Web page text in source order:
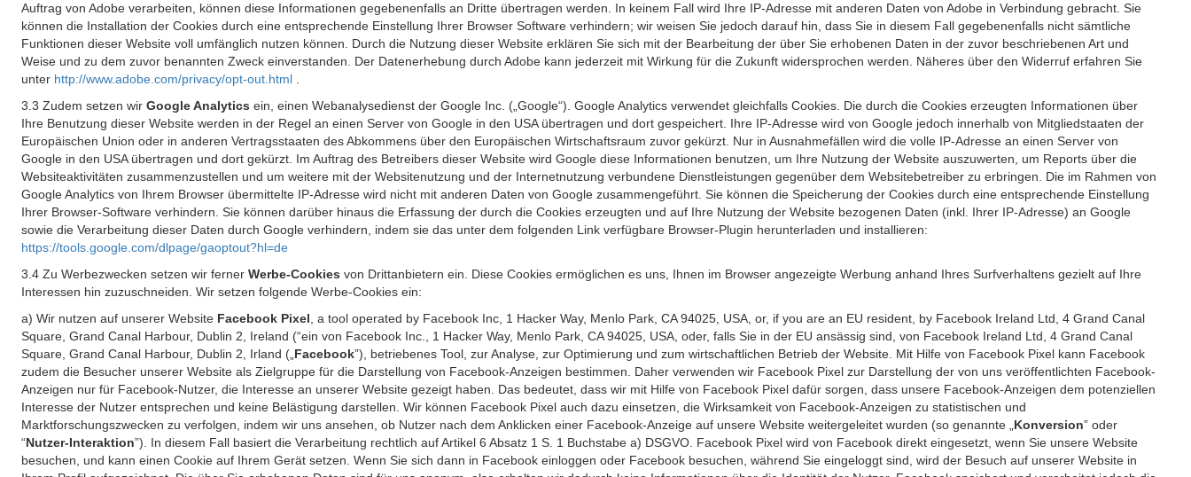
Auftrag von Adobe verarbeiten, können diese Informationen gegebenenfalls an Dritte übertragen werden. In keinem Fall wird Ihre IP-Adresse mit anderen Daten von Adobe in Verbindung gebracht. Sie
können die Installation der Cookies durch eine entsprechende Einstellung Ihrer Browser Software verhindern; wir weisen Sie jedoch darauf hin, dass Sie in diesem Fall gegebenenfalls nicht sämtliche
Funktionen dieser Website voll umfänglich nutzen können. Durch die Nutzung dieser Website erklären Sie sich mit der Bearbeitung der über Sie erhobenen Daten in der zuvor beschriebenen Art und
Weise und zu dem zuvor benannten Zweck einverstanden. Der Datenerhebung durch Adobe kann jederzeit mit Wirkung für die Zukunft widersprochen werden. Näheres über den Widerruf erfahren Sie
unter http://www.adobe.com/privacy/opt-out.html
3.3 Zudem setzen wir Google Analytics ein, einen Webanalysedienst der Google Inc. („Google“). Google Analytics verwendet gleichfalls Cookies. Die durch die Cookies erzeugten Informationen über
Ihre Benutzung dieser Website werden in der Regel an einen Server von Google in den USA übertragen und dort gespeichert. Ihre IP-Adresse wird von Google jedoch innerhalb von Mitgliedstaaten der
Europäischen Union oder in anderen Vertragsstaaten des Abkommens über den Europäischen Wirtschaftsraum zuvor gekürzt. Nur in Ausnahmefällen wird die volle IP-Adresse an einen Server von
Google in den USA übertragen und dort gekürzt. Im Auftrag des Betreibers dieser Website wird Google diese Informationen benutzen, um Ihre Nutzung der Website auszuwerten, um Reports über die
Websiteaktivitäten zusammenzustellen und um weitere mit der Websitenutzung und der Internetnutzung verbundene Dienstleistungen gegenüber dem Websitebetreiber zu erbringen. Die im Rahmen von
Google Analytics von Ihrem Browser übermittelte IP-Adresse wird nicht mit anderen Daten von Google zusammengeführt. Sie können die Speicherung der Cookies durch eine entsprechende Einstellung
Ihrer Browser-Software verhindern. Sie können darüber hinaus die Erfassung der durch die Cookies erzeugten und auf Ihre Nutzung der Website bezogenen Daten (inkl. Ihrer IP-Adresse) an Google
sowie die Verarbeitung dieser Daten durch Google verhindern, indem sie das unter dem folgenden Link verfügbare Browser-Plugin herunterladen und installieren:
https://tools.google.com/dlpage/gaoptout?hl=de
3.4 Zu Werbezwecken setzen wir ferner Werbe-Cookies von Drittanbietern ein. Diese Cookies ermöglichen es uns, Ihnen im Browser angezeigte Werbung anhand Ihres Surfverhaltens gezielt auf Ihre
Interessen hin zuzuschneiden. Wir setzen folgende Werbe-Cookies ein:
a) Wir nutzen auf unserer Website Facebook Pixel , a tool operated by Facebook Inc, 1 Hacker Way, Menlo Park, CA 94025, USA, or, if you are an EU resident, by Facebook Ireland Ltd, 4 Grand Canal
Square, Grand Canal Harbour, Dublin 2, Ireland (“ein von Facebook Inc., 1 Hacker Way, Menlo Park, CA 94025, USA, oder, falls Sie in der EU ansässig sind, von Facebook Ireland Ltd, 4 Grand Canal
Square, Grand Canal Harbour, Dublin 2, Irland („ Facebook”), betriebenes Tool, zur Analyse, zur Optimierung und zum wirtschaftlichen Betrieb der Website. Mit Hilfe von Facebook Pixel kann Facebook
zudem die Besucher unserer Website als Zielgruppe für die Darstellung von Facebook-Anzeigen bestimmen. Daher verwenden wir Facebook Pixel zur Darstellung der von uns veröffentlichten Facebook-
Anzeigen nur für Facebook-Nutzer, die Interesse an unserer Website gezeigt haben. Das bedeutet, dass wir mit Hilfe von Facebook Pixel dafür sorgen, dass unsere Facebook-Anzeigen dem potenziellen
Interesse der Nutzer entsprechen und keine Belästigung darstellen. Wir können Facebook Pixel auch dazu einsetzen, die Wirksamkeit von Facebook-Anzeigen zu statistischen und
Marktforschungszwecken zu verfolgen, indem wir uns ansehen, ob Nutzer nach dem Anklicken einer Facebook-Anzeige auf unsere Website weitergeleitet wurden (so genannte „ Konversion” oder
“Nutzer-Interaktion”). In diesem Fall basiert die Verarbeitung rechtlich auf Artikel 6 Absatz 1 S. 1 Buchstabe a) DSGVO. Facebook Pixel wird von Facebook direkt eingesetzt, wenn Sie unsere Website
besuchen, und kann einen Cookie auf Ihrem Gerät setzen. Wenn Sie sich dann in Facebook einloggen oder Facebook besuchen, während Sie eingeloggt sind, wird der Besuch auf unserer Website in